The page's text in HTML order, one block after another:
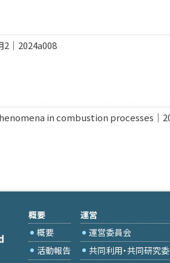
2｜2024a008
in combustion processes｜
概要
概要
活動報告
運営
運営委員会
共同利用・共同研究